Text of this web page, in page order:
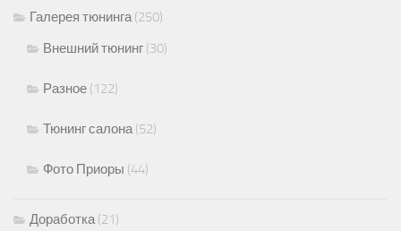
Галерея тюнинга(250)
Внешний тюнинг (30)
Разное (122)
Тюнинг салона(52)
Фото Приоры (44)
Доработка(21)